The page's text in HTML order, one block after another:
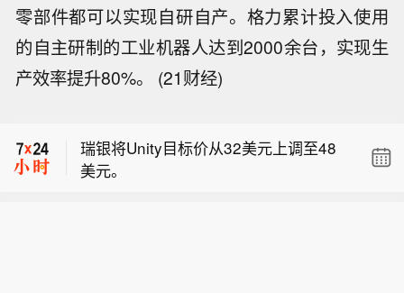
零部件都可以实现自研自产。格力累计投入使用
的自主研制的工业机器人达到2000余台，实现生
产效率提升80%。 (21财经)
瑞银将Unity目标价从32美元上调至48
美元。